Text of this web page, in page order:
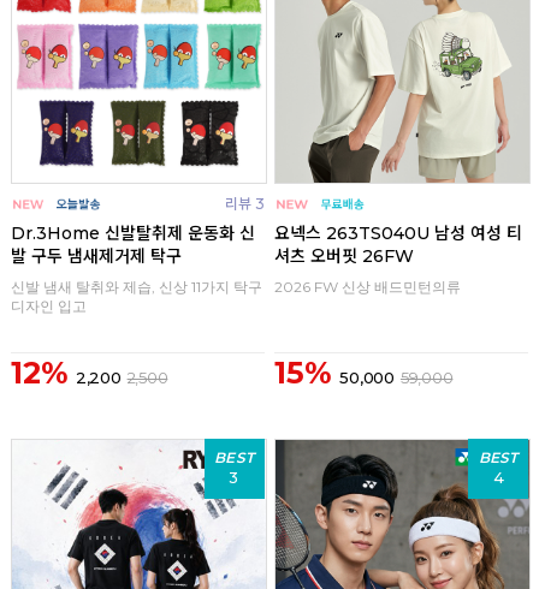
리뷰 3
Dr.3Home 신발탈취제 운동화 신
발 구두 냄새제거제 탁구
신발 냄새 탈취와 제습, 신상 11가지 탁구
디자인 입고
12% 2,200 2,500
요넥스 263TS040U 남성 여성 티
셔츠 오버핏 26FW
2026 FW 신상 배드민턴의류
15% 50,000 59,000
BEST
3
BEST
4